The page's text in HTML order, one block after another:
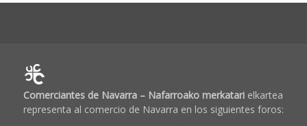
Comerciantes de Navarra – Nafarroako merkatarielkartea
representa al comercio de Navarra en los siguientes foros: